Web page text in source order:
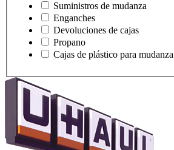
Suministros de mudanza
Enganches
Devoluciones de cajas
Propano
Cajas de plástico para mudanza